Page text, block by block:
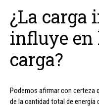
¿La carga
influye en
carga?
Podemos afirmar con certeza
de la cantidad total de energía